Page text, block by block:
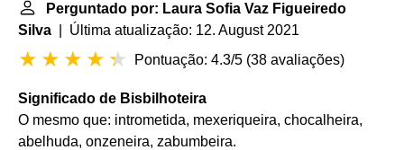
Perguntado por: Laura Sofia Vaz Figueiredo
Silva | Última atualização: 12. August 2021
Pontuação: 4.3/5 (38 avaliações)
Significado de Bisbilhoteira
O mesmo que: intrometida, mexeriqueira, chocalheira,
abelhuda, onzeneira, zabumbeira.